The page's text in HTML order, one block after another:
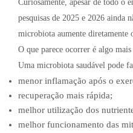
Curiosamente, apesar de todo o
pesquisas de 2025 e 2026 ainda
microbiota aumente diretamente
O que parece ocorrer é algo mais
Uma microbiota saudável pode
menor inflamação após o
recuperação mais rápida;
melhor utilização dos
melhor funcionamento das